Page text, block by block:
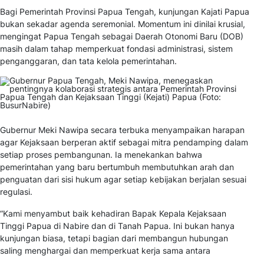
Bagi Pemerintah Provinsi Papua Tengah, kunjungan Kajati Papua
bukan sekadar agenda seremonial. Momentum ini dinilai krusial,
mengingat Papua Tengah sebagai Daerah Otonomi Baru (DOB)
masih dalam tahap memperkuat fondasi administrasi, sistem
penganggaran, dan tata kelola pemerintahan.
Gubernur Meki Nawipa secara terbuka menyampaikan harapan
agar Kejaksaan berperan aktif sebagai mitra pendamping dalam
setiap proses pembangunan. Ia menekankan bahwa
pemerintahan yang baru bertumbuh membutuhkan arah dan
penguatan dari sisi hukum agar setiap kebijakan berjalan sesuai
regulasi.
“Kami menyambut baik kehadiran Bapak Kepala Kejaksaan
Tinggi Papua di Nabire dan di Tanah Papua. Ini bukan hanya
kunjungan biasa, tetapi bagian dari membangun hubungan
saling menghargai dan memperkuat kerja sama antara